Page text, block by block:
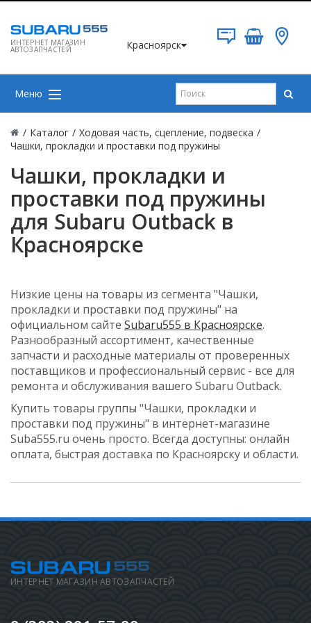
ИНТЕРНЕТ МАГАЗИН
АВТОЗАПЧАСТЕЙ Красноярск
Меню
/ Каталог / Ходовая часть, сцепление, подвеска /
Чашки, прокладки и проставки под пружины
Чашки, прокладки и
проставки под пружины
для Subaru Outback в
Красноярске
Низкие цены на товары из сегмента "Чашки,
прокладки и проставки под пружины" на
официальном сайте Subaru555 в Красноярске.
Разнообразный ассортимент, качественные
запчасти и расходные материалы от проверенных
поставщиков и профессиональный сервис - все для
ремонта и обслуживания вашего Subaru Outback.
Купить товары группы "Чашки, прокладки и
проставки под пружины" в интернет-магазине
Suba555.ru очень просто. Всегда доступны: онлайн
оплата, быстрая доставка по Красноярску и области.
ИНТЕРНЕТ МАГАЗИН АВТОЗАПЧАСТЕЙ